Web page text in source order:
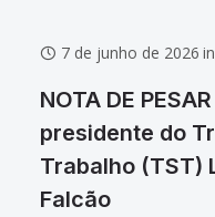
7 de junho de 2026 in
NOTA DE
presidente do
Trabalho (TST)
Falcão